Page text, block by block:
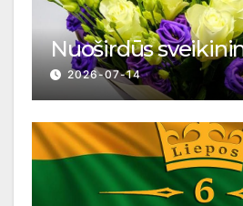
Nuoširdūs
2026-07-14